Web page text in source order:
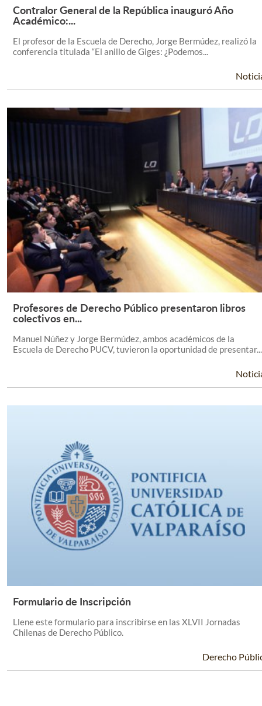
Leer Más +
Contralor General de la República inauguró Año
Académico:...
El profesor de la Escuela de Derecho, Jorge Bermúdez, realizó la
conferencia titulada “El anillo de Giges: ¿Podemos...
Leer Más +
Profesores de Derecho Público presentaron libros
colectivos en...
Manuel Núñez y Jorge Bermúdez, ambos académicos de la
Escuela de Derecho PUCV, tuvieron la oportunidad de presentar...
Formulario de Inscripción
Llene este formulario para inscribirse en las XLVII Jornadas
Chilenas de Derecho Público.
Derecho